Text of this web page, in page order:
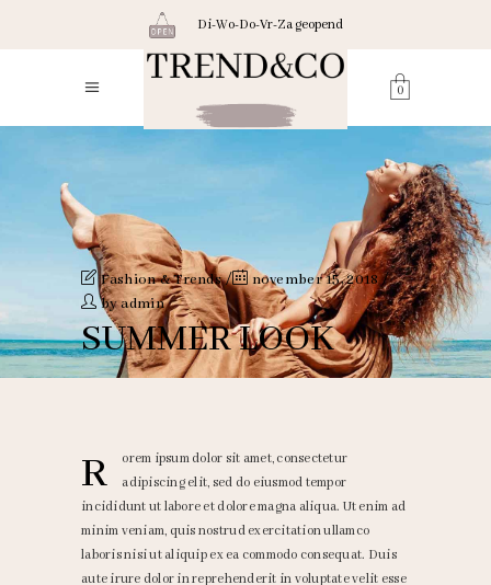
Di-Wo-Do-Vr-Za geopend
0
Fashion & Trends
november 15, 2018
byadmin
SUMMER LOOK
R
orem ipsum dolor sit amet, consectetur
adipiscing elit, sed do eiusmod tempor
incididunt ut labore et dolore magna aliqua. Ut enim ad
minim veniam, quis nostrud exercitation ullamco
laboris nisi ut aliquip ex ea commodo consequat. Duis
aute irure dolor in reprehenderit in voluptate velit esse